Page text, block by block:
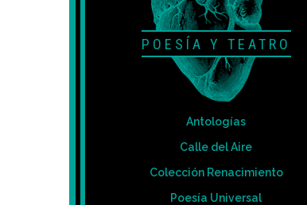
POESÍA Y TEATRO
Antologías
Calle del Aire
Colección Renacimiento
Poesía Universal